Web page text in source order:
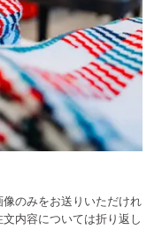
のみをお送りいただけれ
内容については折り返し